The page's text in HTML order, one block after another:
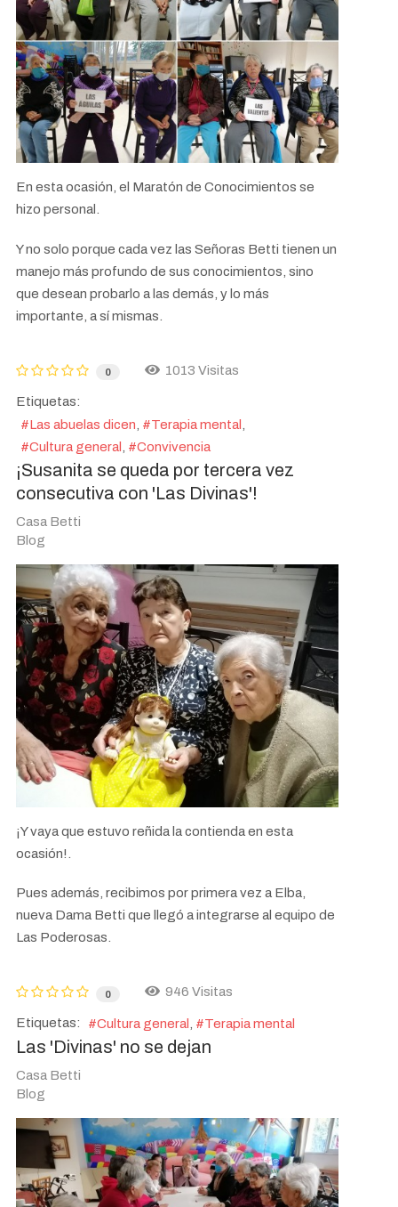
En esta ocasión, el Maratón de Conocimientos se
hizo personal.
Y no solo porque cada vez las Señoras Betti tienen un
manejo más profundo de sus conocimientos, sino
que desean probarlo a las demás, y lo más
importante, a sí mismas.
0 1013 Visitas
Etiquetas:
Las abuelas dicen
Terapia mental
Cultura general
Convivencia
¡Susanita se queda por tercera vez
consecutiva con 'Las Divinas'!
Casa Betti
Blog
¡Y vaya que estuvo reñida la contienda en esta
ocasión!.
Pues además, recibimos por primera vez a Elba,
nueva Dama Betti que llegó a integrarse al equipo de
Las Poderosas.
0 946 Visitas
Etiquetas: Cultura general Terapia mental
Las 'Divinas' no se dejan
Casa Betti
Blog